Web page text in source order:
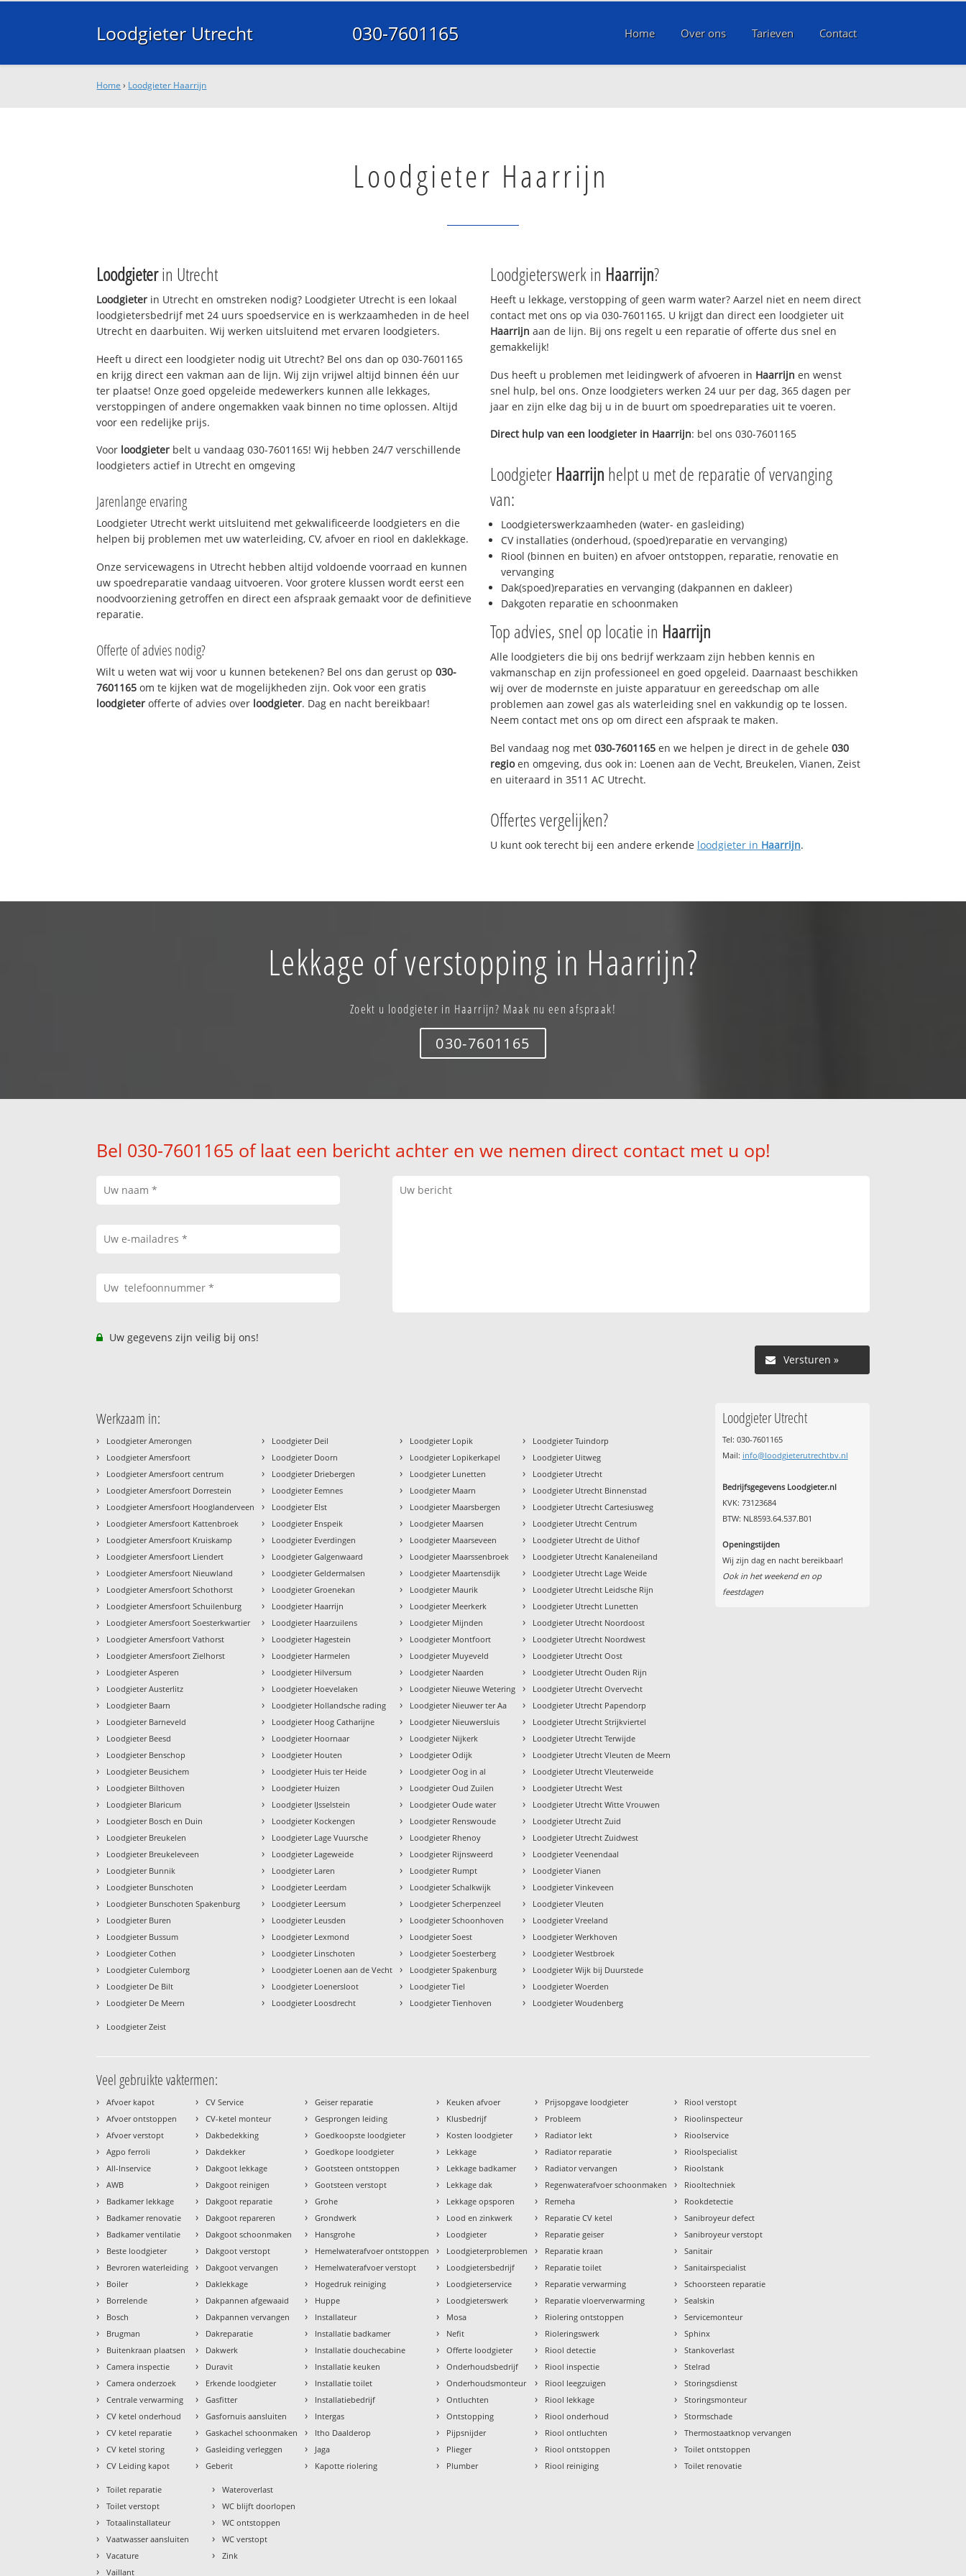
Loodgieter Utrecht 030-7601165 Home Over ons Tarieven Contact
Home › Loodgieter Haarrijn
Loodgieter Haarrijn
Loodgieterin Utrecht
Loodgieter in Utrecht en omstreken nodig? Loodgieter Utrecht is een lokaal
loodgietersbedrijf met 24 uurs spoedservice en is werkzaamheden in de heel
Utrecht en daarbuiten. Wij werken uitsluitend met ervaren loodgieters.
Heeft u direct een loodgieter nodig uit Utrecht? Bel ons dan op 030-7601165
en krijg direct een vakman aan de lijn. Wij zijn vrijwel altijd binnen één uur
ter plaatse! Onze goed opgeleide medewerkers kunnen alle lekkages,
verstoppingen of andere ongemakken vaak binnen no time oplossen. Altijd
voor een redelijke prijs.
Voor loodgieter belt u vandaag 030-7601165! Wij hebben 24/7 verschillende
loodgieters actief in Utrecht en omgeving
Jarenlange ervaring
Loodgieter Utrecht werkt uitsluitend met gekwalificeerde loodgieters en die
helpen bij problemen met uw waterleiding, CV, afvoer en riool en daklekkage.
Onze servicewagens in Utrecht hebben altijd voldoende voorraad en kunnen
uw spoedreparatie vandaag uitvoeren. Voor grotere klussen wordt eerst een
noodvoorziening getroffen en direct een afspraak gemaakt voor de definitieve
reparatie.
Offerte of advies nodig?
Wilt u weten wat wij voor u kunnen betekenen? Bel ons dan gerust op030-
7601165 om te kijken wat de mogelijkheden zijn. Ook voor een gratis
loodgieter offerte of advies over loodgieter. Dag en nacht bereikbaar!
Loodgieterswerk in Haarrijn?
Heeft u lekkage, verstopping of geen warm water? Aarzel niet en neem direct
contact met ons op via 030-7601165. U krijgt dan direct een loodgieter uit
Haarrijn aan de lijn. Bij ons regelt u een reparatie of offerte dus snel en
gemakkelijk!
Dus heeft u problemen met leidingwerk of afvoeren in Haarrijn en wenst
snel hulp, bel ons. Onze loodgieters werken 24 uur per dag, 365 dagen per
jaar en zijn elke dag bij u in de buurt om spoedreparaties uit te voeren.
Direct hulp van een loodgieter in Haarrijn: bel ons 030-7601165
Loodgieter Haarrijn helpt u met de reparatie of vervanging
van:
Loodgieterswerkzaamheden (water- en gasleiding)
CV installaties (onderhoud, (spoed)reparatie en vervanging)
Riool (binnen en buiten) en afvoer ontstoppen, reparatie, renovatie en
vervanging
Dak(spoed)reparaties en vervanging (dakpannen en dakleer)
Dakgoten reparatie en schoonmaken
Top advies, snel op locatie in Haarrijn
Alle loodgieters die bij ons bedrijf werkzaam zijn hebben kennis en
vakmanschap en zijn professioneel en goed opgeleid. Daarnaast beschikken
wij over de modernste en juiste apparatuur en gereedschap om alle
problemen aan zowel gas als waterleiding snel en vakkundig op te lossen.
Neem contact met ons op om direct een afspraak te maken.
Bel vandaag nog met 030-7601165 en we helpen je direct in de gehele 030
regioen omgeving, dus ook in: Loenen aan de Vecht, Breukelen, Vianen, Zeist
en uiteraard in 3511 AC Utrecht.
Offertes vergelijken?
U kunt ook terecht bij een andere erkende loodgieter in Haarrijn.
Lekkage of verstopping in Haarrijn?
Zoekt u loodgieter in Haarrijn? Maak nu een afspraak!
030-7601165
Bel 030-7601165 of laat een bericht achter en we nemen direct contact met u op!
Uw gegevens zijn veilig bij ons!
Versturen »
Werkzaam in:
› Loodgieter Amerongen
› Loodgieter Amersfoort
› Loodgieter Amersfoort centrum
› Loodgieter Amersfoort Dorrestein
› Loodgieter Amersfoort Hooglanderveen
› Loodgieter Amersfoort Kattenbroek
› Loodgieter Amersfoort Kruiskamp
› Loodgieter Amersfoort Liendert
› Loodgieter Amersfoort Nieuwland
› Loodgieter Amersfoort Schothorst
› Loodgieter Amersfoort Schuilenburg
› Loodgieter Amersfoort Soesterkwartier
› Loodgieter Amersfoort Vathorst
› Loodgieter Amersfoort Zielhorst
› Loodgieter Asperen
› Loodgieter Austerlitz
› Loodgieter Baarn
› Loodgieter Barneveld
› Loodgieter Beesd
› Loodgieter Benschop
› Loodgieter Beusichem
› Loodgieter Bilthoven
› Loodgieter Blaricum
› Loodgieter Bosch en Duin
› Loodgieter Breukelen
› Loodgieter Breukeleveen
› Loodgieter Bunnik
› Loodgieter Bunschoten
› Loodgieter Bunschoten Spakenburg
› Loodgieter Buren
› Loodgieter Bussum
› Loodgieter Cothen
› Loodgieter Culemborg
› Loodgieter De Bilt
› Loodgieter De Meern
› Loodgieter Deil
› Loodgieter Doorn
› Loodgieter Driebergen
› Loodgieter Eemnes
› Loodgieter Elst
› Loodgieter Enspeik
› Loodgieter Everdingen
› Loodgieter Galgenwaard
› Loodgieter Geldermalsen
› Loodgieter Groenekan
› Loodgieter Haarrijn
› Loodgieter Haarzuilens
› Loodgieter Hagestein
› Loodgieter Harmelen
› Loodgieter Hilversum
› Loodgieter Hoevelaken
› Loodgieter Hollandsche rading
› Loodgieter Hoog Catharijne
› Loodgieter Hoornaar
› Loodgieter Houten
› Loodgieter Huis ter Heide
› Loodgieter Huizen
› Loodgieter IJsselstein
› Loodgieter Kockengen
› Loodgieter Lage Vuursche
› Loodgieter Lageweide
› Loodgieter Laren
› Loodgieter Leerdam
› Loodgieter Leersum
› Loodgieter Leusden
› Loodgieter Lexmond
› Loodgieter Linschoten
› Loodgieter Loenen aan de Vecht
› Loodgieter Loenersloot
› Loodgieter Loosdrecht
› Loodgieter Lopik
› Loodgieter Lopikerkapel
› Loodgieter Lunetten
› Loodgieter Maarn
› Loodgieter Maarsbergen
› Loodgieter Maarsen
› Loodgieter Maarseveen
› Loodgieter Maarssenbroek
› Loodgieter Maartensdijk
› Loodgieter Maurik
› Loodgieter Meerkerk
› Loodgieter Mijnden
› Loodgieter Montfoort
› Loodgieter Muyeveld
› Loodgieter Naarden
› Loodgieter Nieuwe Wetering
› Loodgieter Nieuwer ter Aa
› Loodgieter Nieuwersluis
› Loodgieter Nijkerk
› Loodgieter Odijk
› Loodgieter Oog in al
› Loodgieter Oud Zuilen
› Loodgieter Oude water
› Loodgieter Renswoude
› Loodgieter Rhenoy
› Loodgieter Rijnsweerd
› Loodgieter Rumpt
› Loodgieter Schalkwijk
› Loodgieter Scherpenzeel
› Loodgieter Schoonhoven
› Loodgieter Soest
› Loodgieter Soesterberg
› Loodgieter Spakenburg
› Loodgieter Tiel
› Loodgieter Tienhoven
› Loodgieter Tuindorp
› Loodgieter Uitweg
› Loodgieter Utrecht
› Loodgieter Utrecht Binnenstad
› Loodgieter Utrecht Cartesiusweg
› Loodgieter Utrecht Centrum
› Loodgieter Utrecht de Uithof
› Loodgieter Utrecht Kanaleneiland
› Loodgieter Utrecht Lage Weide
› Loodgieter Utrecht Leidsche Rijn
› Loodgieter Utrecht Lunetten
› Loodgieter Utrecht Noordoost
› Loodgieter Utrecht Noordwest
› Loodgieter Utrecht Oost
› Loodgieter Utrecht Ouden Rijn
› Loodgieter Utrecht Overvecht
› Loodgieter Utrecht Papendorp
› Loodgieter Utrecht Strijkviertel
› Loodgieter Utrecht Terwijde
› Loodgieter Utrecht Vleuten de Meern
› Loodgieter Utrecht Vleuterweide
› Loodgieter Utrecht West
› Loodgieter Utrecht Witte Vrouwen
› Loodgieter Utrecht Zuid
› Loodgieter Utrecht Zuidwest
› Loodgieter Veenendaal
› Loodgieter Vianen
› Loodgieter Vinkeveen
› Loodgieter Vleuten
› Loodgieter Vreeland
› Loodgieter Werkhoven
› Loodgieter Westbroek
› Loodgieter Wijk bij Duurstede
› Loodgieter Woerden
› Loodgieter Woudenberg
› Loodgieter Zeist
Loodgieter Utrecht
Tel: 030-7601165
Mail: info@loodgieterutrechtbv.nl
Bedrijfsgegevens Loodgieter.nl
KVK: 73123684
BTW: NL8593.64.537.B01
Openingstijden
Wij zijn dag en nacht bereikbaar!
Ook in het weekend en op
feestdagen
Veel gebruikte vaktermen:
› Afvoer kapot
› Afvoer ontstoppen
› Afvoer verstopt
› Agpo ferroli
› All-Inservice
› AWB
› Badkamer lekkage
› Badkamer renovatie
› Badkamer ventilatie
› Beste loodgieter
› Bevroren waterleiding
› Boiler
› Borrelende
› Bosch
› Brugman
› Buitenkraan plaatsen
› Camera inspectie
› Camera onderzoek
› Centrale verwarming
› CV ketel onderhoud
› CV ketel reparatie
› CV ketel storing
› CV Leiding kapot
› CV Service
› CV-ketel monteur
› Dakbedekking
› Dakdekker
› Dakgoot lekkage
› Dakgoot reinigen
› Dakgoot reparatie
› Dakgoot repareren
› Dakgoot schoonmaken
› Dakgoot verstopt
› Dakgoot vervangen
› Daklekkage
› Dakpannen afgewaaid
› Dakpannen vervangen
› Dakreparatie
› Dakwerk
› Duravit
› Erkende loodgieter
› Gasfitter
› Gasfornuis aansluiten
› Gaskachel schoonmaken
› Gasleiding verleggen
› Geberit
› Geiser reparatie
› Gesprongen leiding
› Goedkoopste loodgieter
› Goedkope loodgieter
› Gootsteen ontstoppen
› Gootsteen verstopt
› Grohe
› Grondwerk
› Hansgrohe
› Hemelwaterafvoer ontstoppen
› Hemelwaterafvoer verstopt
› Hogedruk reiniging
› Huppe
› Installateur
› Installatie badkamer
› Installatie douchecabine
› Installatie keuken
› Installatie toilet
› Installatiebedrijf
› Intergas
› Itho Daalderop
› Jaga
› Kapotte riolering
› Keuken afvoer
› Klusbedrijf
› Kosten loodgieter
› Lekkage
› Lekkage badkamer
› Lekkage dak
› Lekkage opsporen
› Lood en zinkwerk
› Loodgieter
› Loodgieterproblemen
› Loodgietersbedrijf
› Loodgieterservice
› Loodgieterswerk
› Mosa
› Nefit
› Offerte loodgieter
› Onderhoudsbedrijf
› Onderhoudsmonteur
› Ontluchten
› Ontstopping
› Pijpsnijder
› Plieger
› Plumber
› Prijsopgave loodgieter
› Probleem
› Radiator lekt
› Radiator reparatie
› Radiator vervangen
› Regenwaterafvoer schoonmaken
› Remeha
› Reparatie CV ketel
› Reparatie geiser
› Reparatie kraan
› Reparatie toilet
› Reparatie verwarming
› Reparatie vloerverwarming
› Riolering ontstoppen
› Rioleringswerk
› Riool detectie
› Riool inspectie
› Riool leegzuigen
› Riool lekkage
› Riool onderhoud
› Riool ontluchten
› Riool ontstoppen
› Riool reiniging
› Riool verstopt
› Rioolinspecteur
› Rioolservice
› Rioolspecialist
› Rioolstank
› Riooltechniek
› Rookdetectie
› Sanibroyeur defect
› Sanibroyeur verstopt
› Sanitair
› Sanitairspecialist
› Schoorsteen reparatie
› Sealskin
› Servicemonteur
› Sphinx
› Stankoverlast
› Stelrad
› Storingsdienst
› Storingsmonteur
› Stormschade
› Thermostaatknop vervangen
› Toilet ontstoppen
› Toilet renovatie
› Toilet reparatie
› Toilet verstopt
› Totaalinstallateur
› Vaatwasser aansluiten
› Vacature
› Vaillant
› Wateroverlast
› WC blijft doorlopen
› WC ontstoppen
› WC verstopt
› Zink